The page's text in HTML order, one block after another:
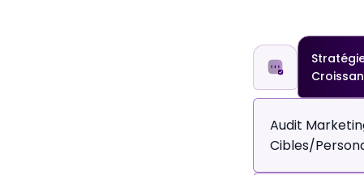
Audit
Cibles/